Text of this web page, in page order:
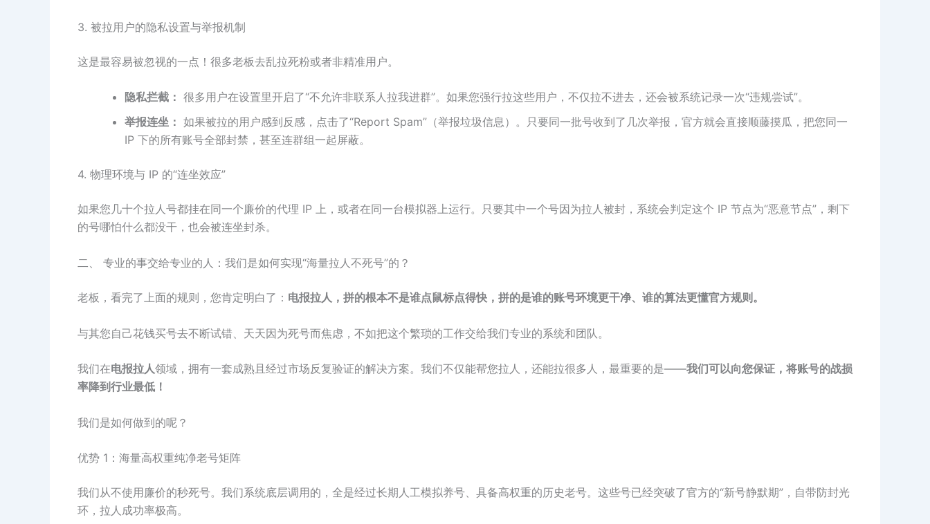
3. 被拉用户的隐私设置与举报机制
这是最容易被忽视的一点！很多老板去乱拉死粉或者非精准用户。
隐私拦截： 很多用户在设置里开启了“不允许非联系人拉我进群”。如果您强行拉这些用户，不仅拉不进去，还会被系统记录一次“违规尝试”。
举报连坐： 如果被拉的用户感到反感，点击了“Report Spam”（举报垃圾信息）。只要同一批号收到了几次举报，官方就会直接顺藤摸瓜，把您同一
IP 下的所有账号全部封禁，甚至连群组一起屏蔽。
4. 物理环境与 IP 的“连坐效应”
如果您几十个拉人号都挂在同一个廉价的代理 IP 上，或者在同一台模拟器上运行。只要其中一个号因为拉人被封，系统会判定这个 IP 节点为“恶意节点”，剩下
的号哪怕什么都没干，也会被连坐封杀。
二、 专业的事交给专业的人：我们是如何实现“海量拉人不死号”的？
老板，看完了上面的规则，您肯定明白了： 电报拉人，拼的根本不是谁点鼠标点得快，拼的是谁的账号环境更干净、谁的算法更懂官方规则。
与其您自己花钱买号去不断试错、天天因为死号而焦虑，不如把这个繁琐的工作交给我们专业的系统和团队。
我们在电报拉人领域，拥有一套成熟且经过市场反复验证的解决方案。我们不仅能帮您拉人，还能拉很多人，最重要的是——我们可以向您保证，将账号的战损
率降到行业最低！
我们是如何做到的呢？
优势 1：海量高权重纯净老号矩阵
我们从不使用廉价的秒死号。我们系统底层调用的，全是经过长期人工模拟养号、具备高权重的历史老号。这些号已经突破了官方的“新号静默期”，自带防封光
环，拉人成功率极高。